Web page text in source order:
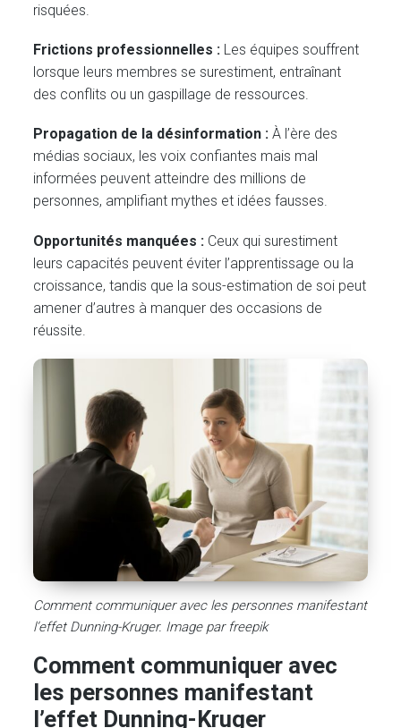
risquées.
Frictions professionnelles : Les équipes souffrent
lorsque leurs membres se surestiment, entraînant
des conflits ou un gaspillage de ressources.
Propagation de la désinformation : À l’ère des
médias sociaux, les voix confiantes mais mal
informées peuvent atteindre des millions de
personnes, amplifiant mythes et idées fausses.
Opportunités manquées : Ceux qui surestiment
leurs capacités peuvent éviter l’apprentissage ou la
croissance, tandis que la sous-estimation de soi peut
amener d’autres à manquer des occasions de
réussite.
Comment communiquer avec les personnes manifestant
l’effet Dunning-Kruger. Image par freepik
Comment communiquer avec
les personnes manifestant
l’effet Dunning-Kruger